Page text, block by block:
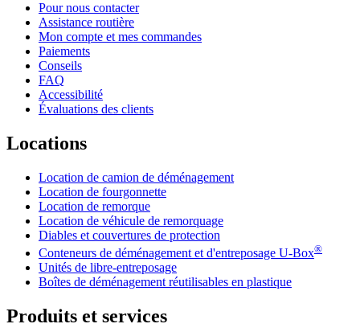
Pour nous contacter
Assistance routière
Mon compte et mes commandes
Paiements
Conseils
FAQ
Accessibilité
Évaluations des clients
Locations
Location de camion de déménagement
Location de fourgonnette
Location de remorque
Location de véhicule de remorquage
Diables et couvertures de protection
Conteneurs de déménagement et d'entreposage U-Box®
Unités de libre-entreposage
Boîtes de déménagement réutilisables en plastique
Produits et services